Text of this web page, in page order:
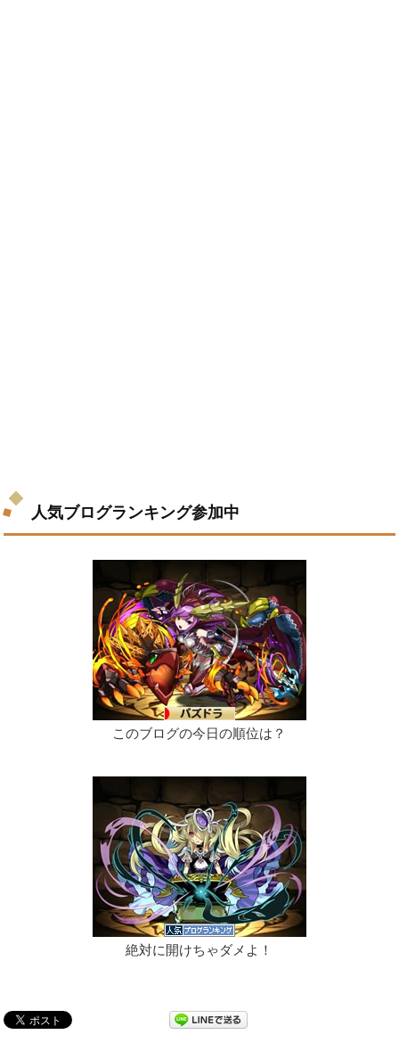
人気ブログランキング参加中
このブログの今日の順位は？
絶対に開けちゃダメよ！